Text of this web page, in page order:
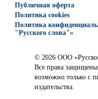
Публичная оферта
Политика cookies
Политика
"Русского слова"»
© 2026 ООО
Все права
возможно только с
издательства.